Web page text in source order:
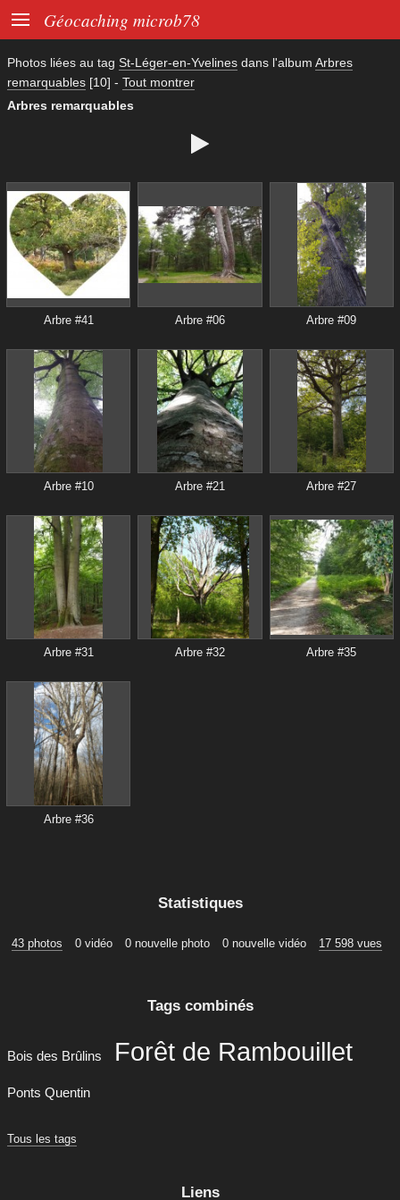
 Géocaching microb78
Photos liées au tag St-Léger-en-Yvelines dans l'album Arbres
remarquables [10] - Tout montrer
Arbres remarquables

Arbre #41 Arbre #06 Arbre #09
Arbre #10 Arbre #21 Arbre #27
Arbre #31 Arbre #32 Arbre #35
Arbre #36
Statistiques
43 photos 0 vidéo 0 nouvelle photo 0 nouvelle vidéo 17 598 vues
Tags combinés
Bois des Brûlins Forêt de Rambouillet
Ponts Quentin
Tous les tags
Liens